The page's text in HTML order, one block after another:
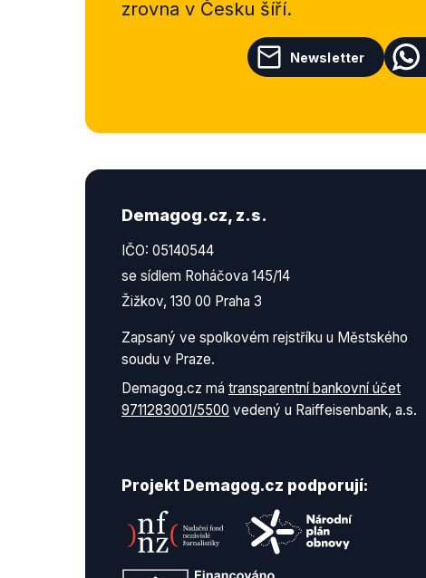
zrovna v Česku šíří.
Newsletter
Demagog.cz, z.s.
IČO: 05140544
se sídlem Roháčova 145/14
Žižkov, 130 00 Praha 3
Zapsaný ve spolkovém rejstříku u Městského
soudu v Praze.
Demagog.cz má transparentní bankovní účet
9711283001/5500 vedený u Raiffeisenbank, a.s.
Projekt Demagog.cz podporují: